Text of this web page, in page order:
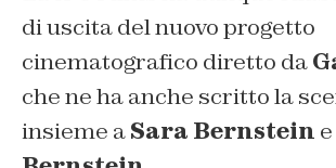
di uscita del nuovo progetto
cinematografico diretto da
che ne ha anche scritto la
insieme aSara Bernstein e